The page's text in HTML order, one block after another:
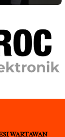
WARTAWAN